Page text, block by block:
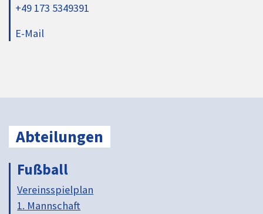
+49 173 5349391
E-Mail
Abteilungen
Fußball
Vereinsspielplan
1. Mannschaft